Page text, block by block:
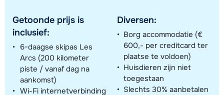
Getoonde prijs is
inclusief:
6-daagse skipas Les
Arcs (200 kilometer
piste / vanaf dag na
aankomst)
Wi-Fi internetverbinding
Diversen:
Borg accommodatie (€
600,- per creditcard ter
plaatse te voldoen)
Huisdieren zijn niet
toegestaan
Slechts 30% aanbetalen